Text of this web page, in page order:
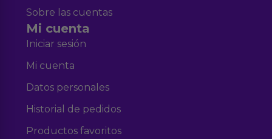
Sobre las cuentas
Mi cuenta
Iniciar sesión
Mi cuenta
Datos personales
Historial de pedidos
Productos favoritos